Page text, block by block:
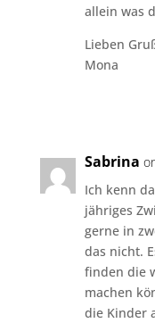
allein was
Lieben
Mona
Sabrina
Ich kenn
jähriges
gerne in
das nicht.
finden die
machen
die Kinder